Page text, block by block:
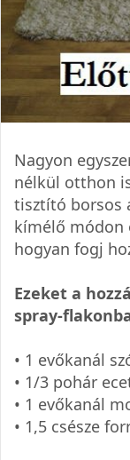
Nagyon
nélkül otthon
tisztító borsos
kímélő módon
hogyan fogj
Ezeket a
spray-
• 1 evőkanál
• 1/3 pohár
• 1 evőkanál
• 1,5 csésze